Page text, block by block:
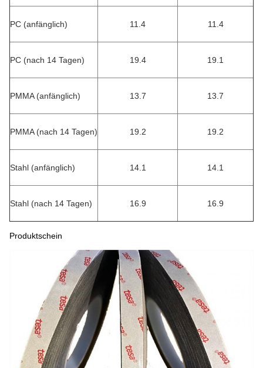
PC (anfänglich) 11.4 11.4
PC (nach 14 Tagen) 19.4 19.1
PMMA (anfänglich) 13.7 13.7
PMMA (nach 14 Tagen) 19.2 19.2
Stahl (anfänglich) 14.1 14.1
Stahl (nach 14 Tagen) 16.9 16.9
Produktschein